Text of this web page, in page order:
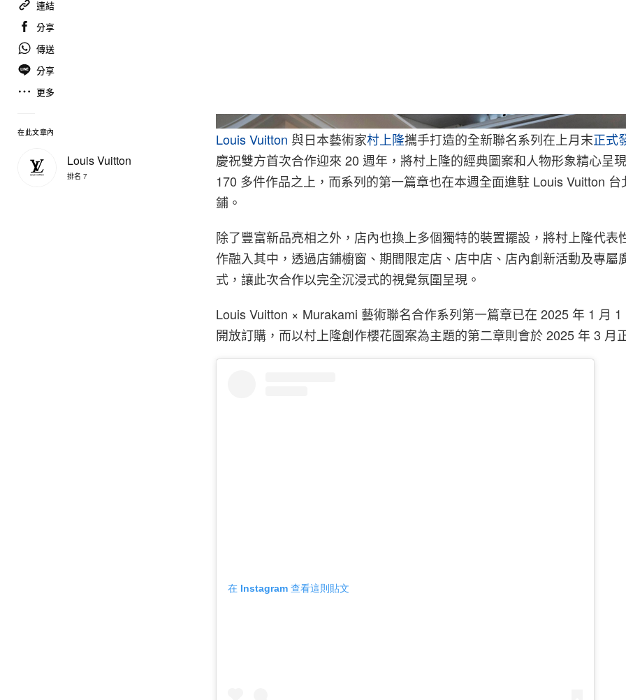
連結
分享
傳送
分享
更多
在此文章內
Louis Vuitton
排名 7
Louis Vuitton 與日本藝術家村上隆攜手打造的全新聯名系列在上月末正式
慶祝雙方首次合作迎來 20 週年，將村上隆的經典圖案和人物形象精心呈
170 多件作品之上，而系列的第一篇章也在本週全面進駐 Louis Vuitton 台
鋪。
除了豐富新品亮相之外，店內也換上多個獨特的裝置擺設，將村上隆代表
作融入其中，透過店鋪櫥窗、期間限定店、店中店、店內創新活動及專屬
式，讓此次合作以完全沉浸式的視覺氛圍呈現。
Louis Vuitton × Murakami 藝術聯名合作系列第一篇章已在 2025 年 1 月
開放訂購，而以村上隆創作櫻花圖案為主題的第二章則會於 2025 年 3 月
在 Instagram 查看這則貼文